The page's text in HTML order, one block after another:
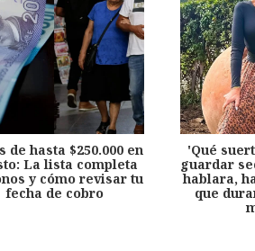
de hasta $250.000 en
La lista completa
y cómo revisar tu
fecha de cobro
'Qué
guardar
hablara,
que